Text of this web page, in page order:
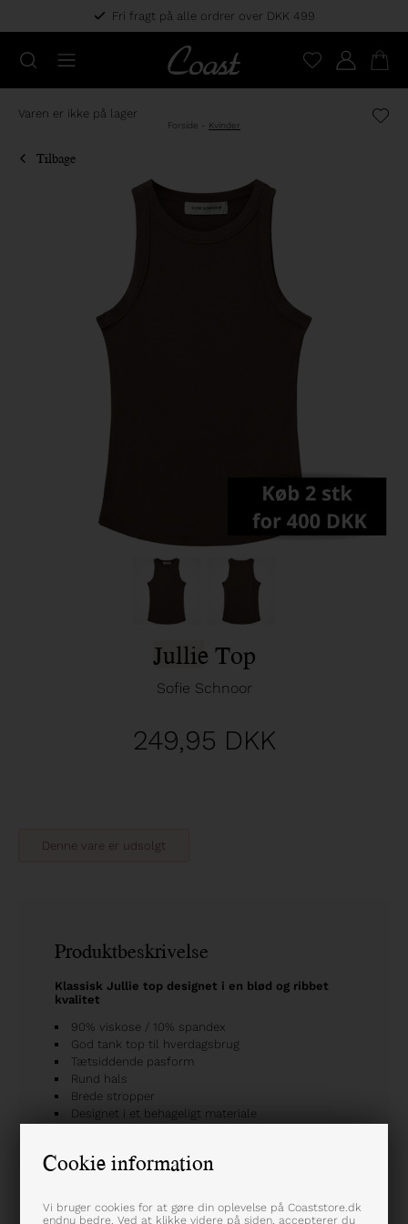
Cookie information
Vi bruger cookies for at gøre din oplevelse på Coaststore.dk
endnu bedre. Ved at klikke videre på siden, accepterer du
Fri fragt på alle ordrer over DKK 499
Varen er ikke på lager
Forside - Kvinder
Tilbage
Jullie Top
Sofie Schnoor
249,95 DKK
Denne vare er udsolgt
Produktbeskrivelse
Klassisk Jullie top designet i en blød og ribbet
kvalitet
90% viskose / 10% spandex
God tank top til hverdagsbrug
Tætsiddende pasform
Rund hals
Brede stropper
Designet i et behageligt materiale